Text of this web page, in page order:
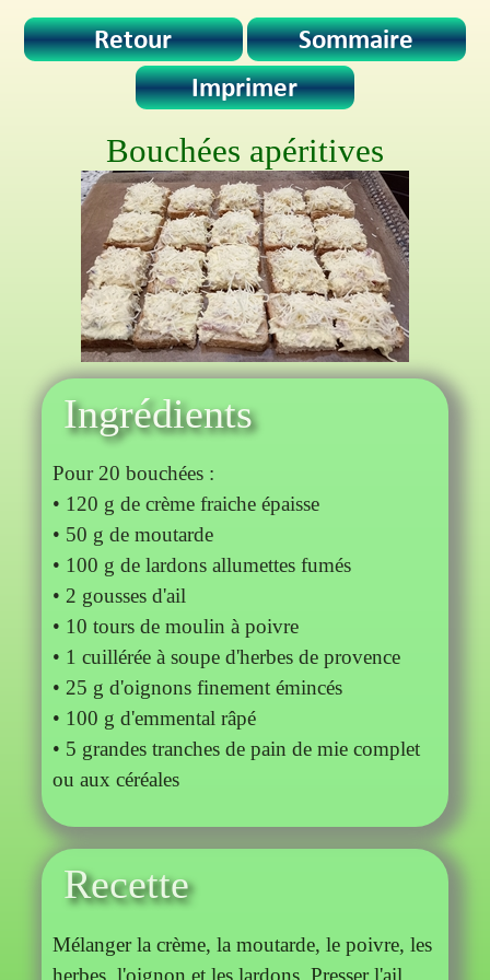
Bouchées apéritives
Ingrédients
Pour 20 bouchées :
• 120 g de crème fraiche épaisse
• 50 g de moutarde
• 100 g de lardons allumettes fumés
• 2 gousses d'ail
• 10 tours de moulin à poivre
• 1 cuillérée à soupe d'herbes de provence
• 25 g d'oignons finement émincés
• 100 g d'emmental râpé
• 5 grandes tranches de pain de mie complet
ou aux céréales
Recette
Mélanger la crème, la moutarde, le poivre, les
herbes, l'oignon et les lardons. Presser l'ail.